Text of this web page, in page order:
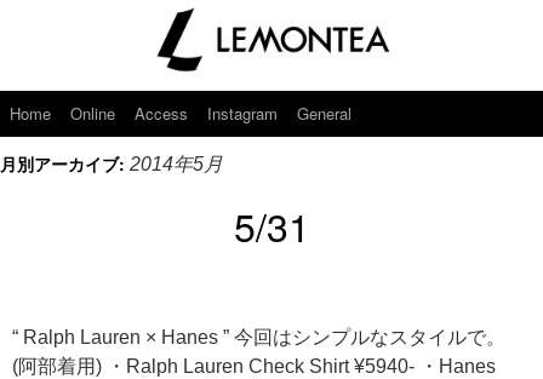
Home Online Access Instagram General
月別アーカイブ: 2014年5月
5/31
“ Ralph Lauren × Hanes ” 今回はシンプルなスタイルで。
(阿部着用) ・Ralph Lauren Check Shirt ¥5940- ・Hanes